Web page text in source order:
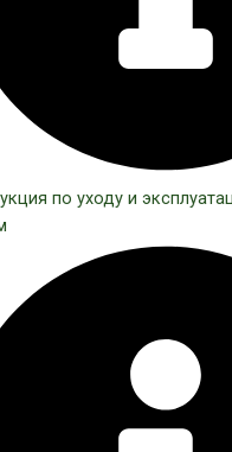
по уходу и